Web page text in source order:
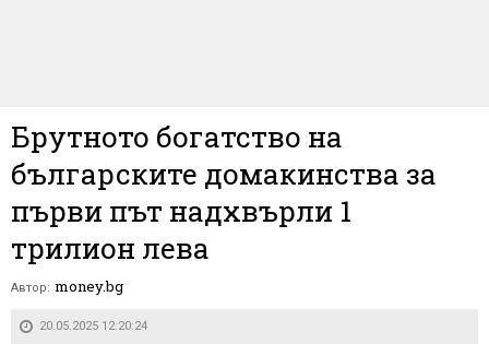
Брутното богатство на
българските домакинства за
първи път надхвърли 1
трилион лева
Автор: money.bg
20.05.2025 12:20:24